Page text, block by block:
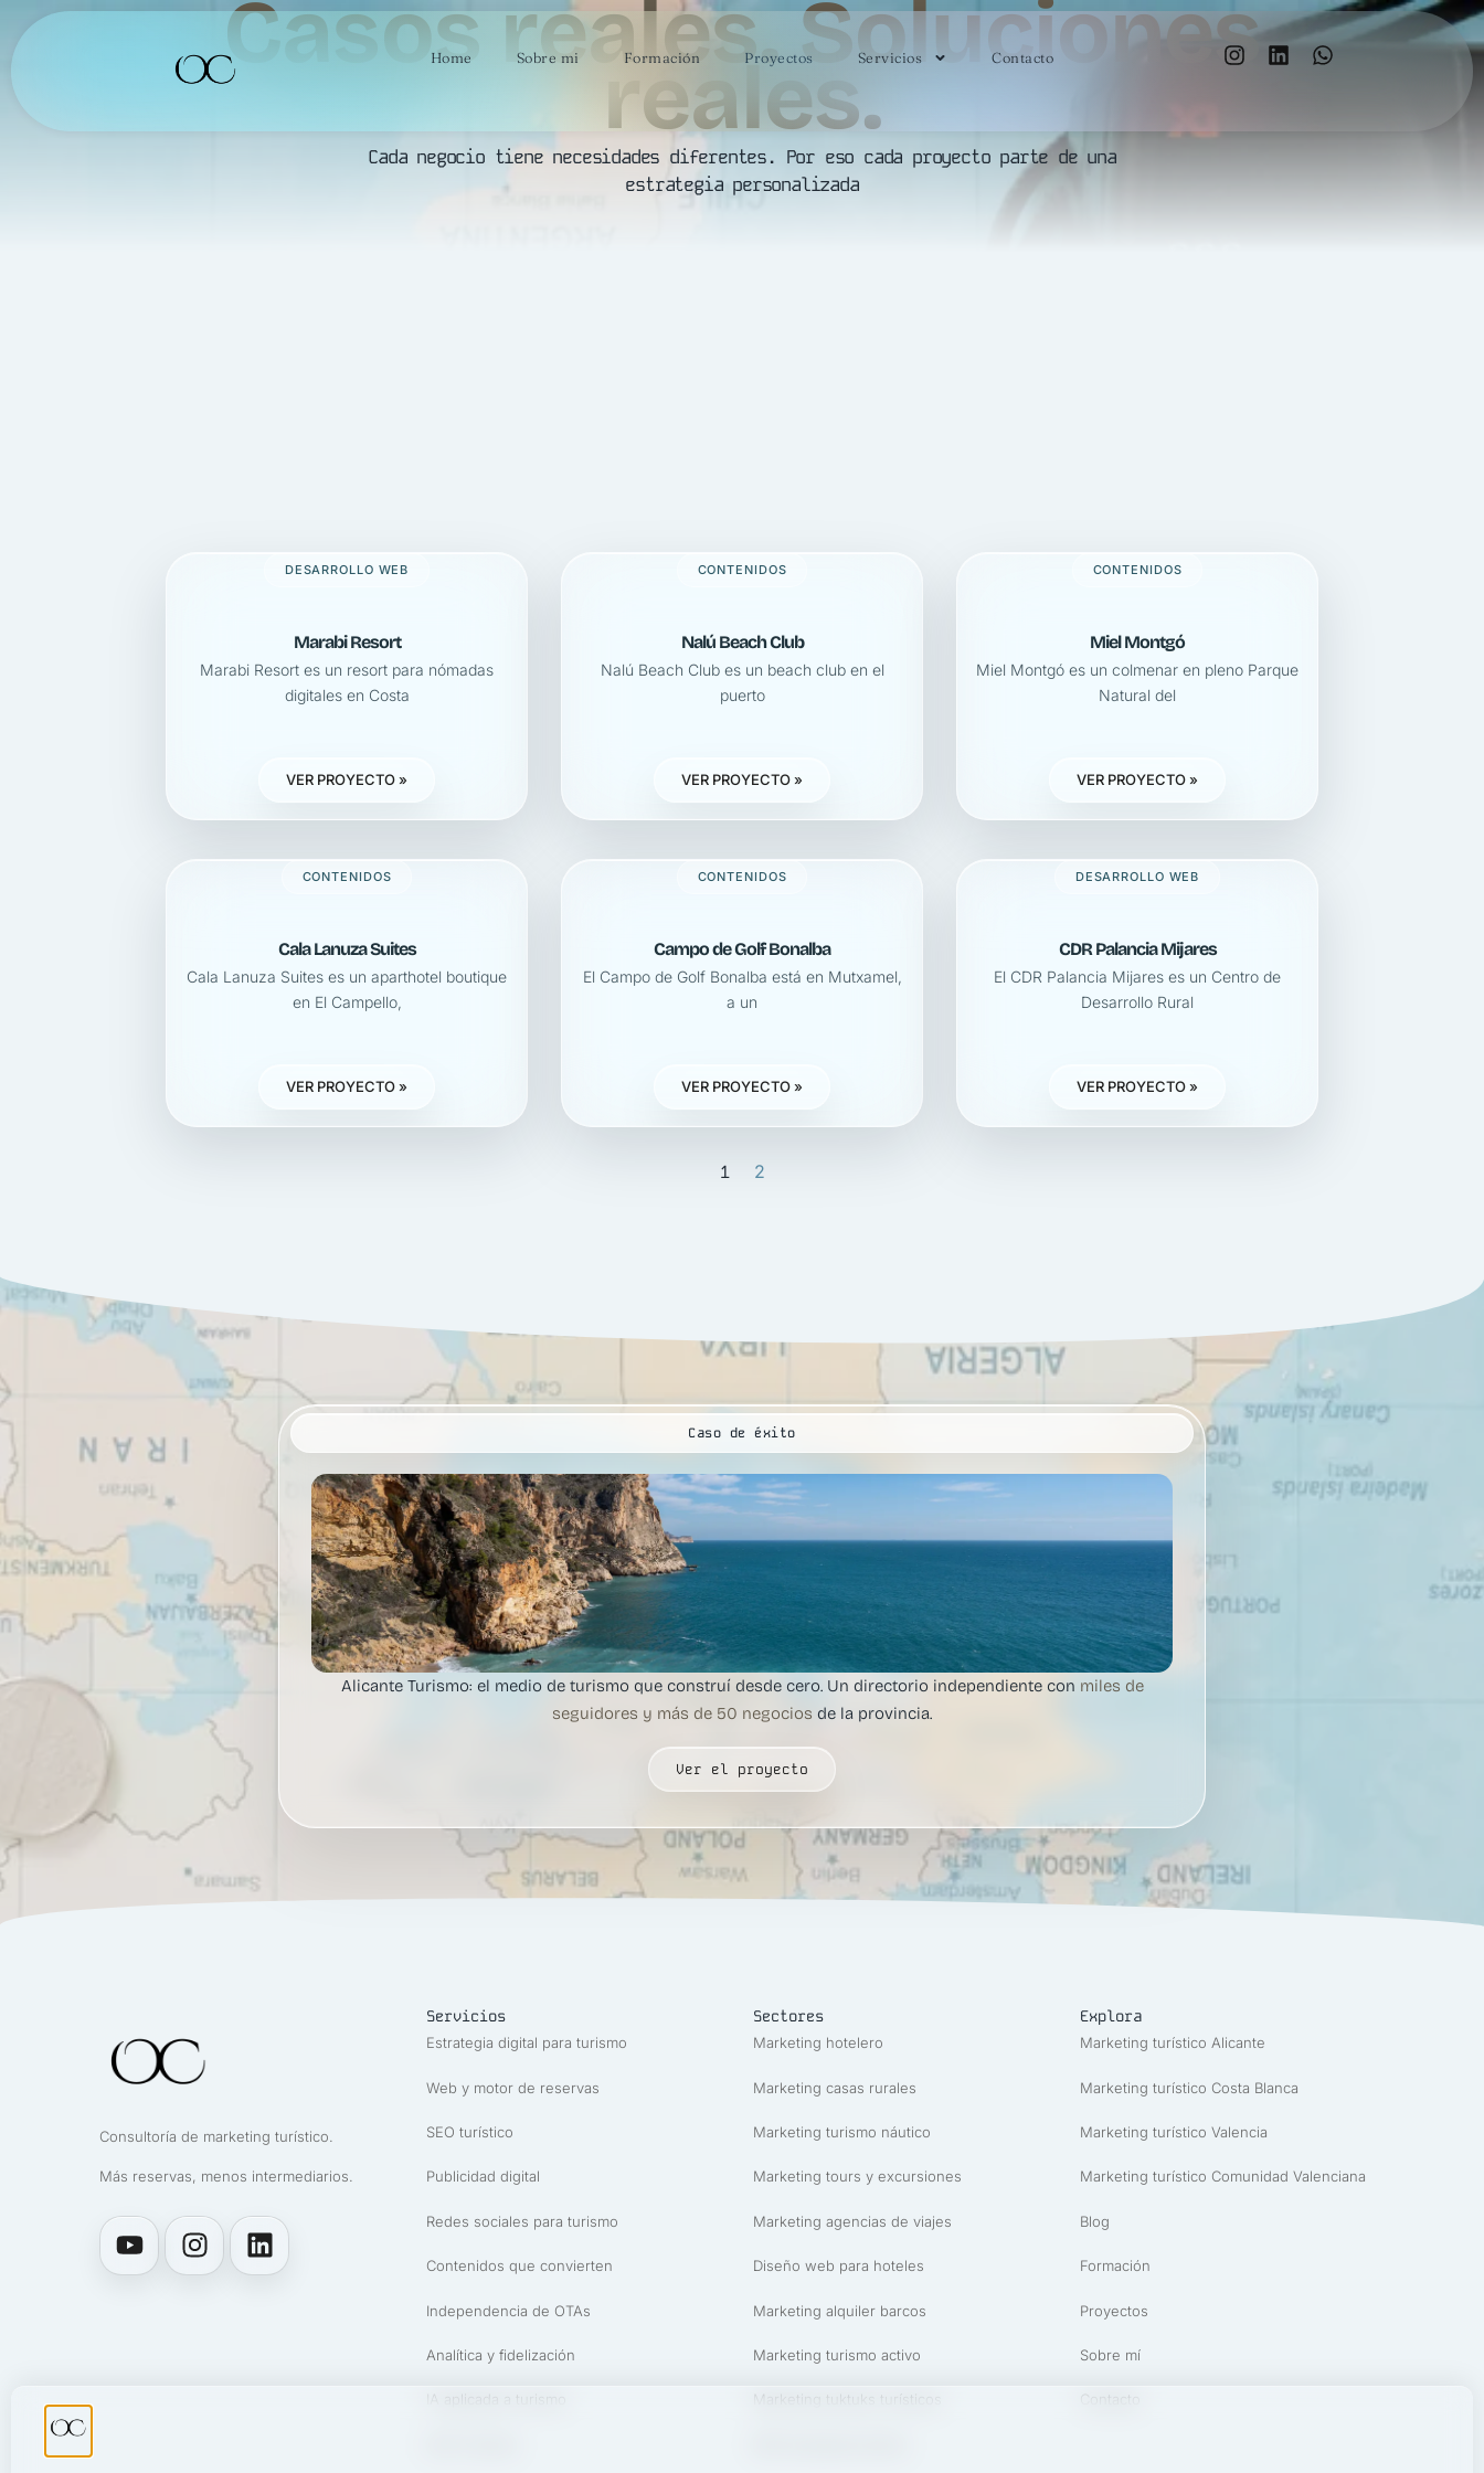
Home Sobre mi Formación Proyectos Servicios Contacto
Casos reales. Soluciones
reales.
Cada negocio tiene necesidades diferentes. Por eso cada proyecto parte de una
estrategia personalizada
DESARROLLO WEB
Marabi Resort
Marabi Resort es un resort para nómadas
digitales en Costa
VER PROYECTO »
CONTENIDOS
Nalú Beach Club
Nalú Beach Club es un beach club en el
puerto
VER PROYECTO »
CONTENIDOS
Miel Montgó
Miel Montgó es un colmenar en pleno Parque
Natural del
VER PROYECTO »
CONTENIDOS
Cala Lanuza Suites
Cala Lanuza Suites es un aparthotel boutique
en El Campello,
VER PROYECTO »
CONTENIDOS
Campo de Golf Bonalba
El Campo de Golf Bonalba está en Mutxamel,
a un
VER PROYECTO »
DESARROLLO WEB
CDR Palancia Mijares
El CDR Palancia Mijares es un Centro de
Desarrollo Rural
VER PROYECTO »
1 2
Caso de éxito
Alicante Turismo: el medio de turismo que construí desde cero. Un directorio independiente con miles de
seguidores y más de 50 negocios de la provincia.
Ver el proyecto
Consultoría de marketing turístico.
Más reservas, menos intermediarios.
Servicios
Estrategia digital para turismo
Web y motor de reservas
SEO turístico
Publicidad digital
Redes sociales para turismo
Contenidos que convierten
Independencia de OTAs
Analítica y fidelización
IA aplicada a turismo
Sectores
Marketing hotelero
Marketing casas rurales
Marketing turismo náutico
Marketing tours y excursiones
Marketing agencias de viajes
Diseño web para hoteles
Marketing alquiler barcos
Marketing turismo activo
Marketing tuktuks turísticos
Explora
Marketing turístico Alicante
Marketing turístico Costa Blanca
Marketing turístico Valencia
Marketing turístico Comunidad Valenciana
Blog
Formación
Proyectos
Sobre mí
Contacto